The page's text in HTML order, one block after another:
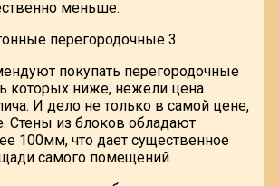
меньше.
покупать перегородочные
которых ниже, нежели цена
И дело не только в самой цене,
Стены из блоков обладают
100мм, что дает существенное
самого помещений.